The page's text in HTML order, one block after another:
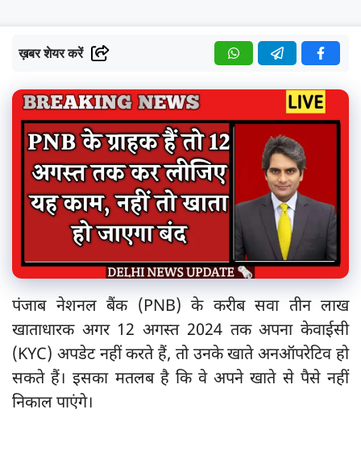
ख़बर शेयर करें
पंजाब नेशनल बैंक (PNB) के करीब सवा तीन लाख
खाताधारक अगर 12 अगस्त 2024 तक अपना केवाईसी
(KYC) अपडेट नहीं करते हैं, तो उनके खाते अनऑपरेटिव हो
सकते हैं। इसका मतलब है कि वे अपने खाते से पैसे नहीं
निकाल पाएंगे।